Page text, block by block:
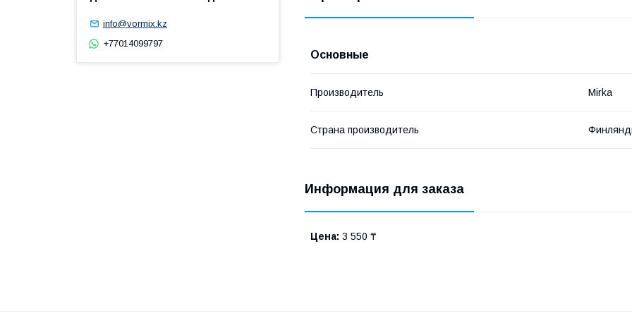
Основные
Производитель Mirka
Страна производитель
Информация для заказа
Цена: 3 550 ₸
info@vormix.kz
+77014099797